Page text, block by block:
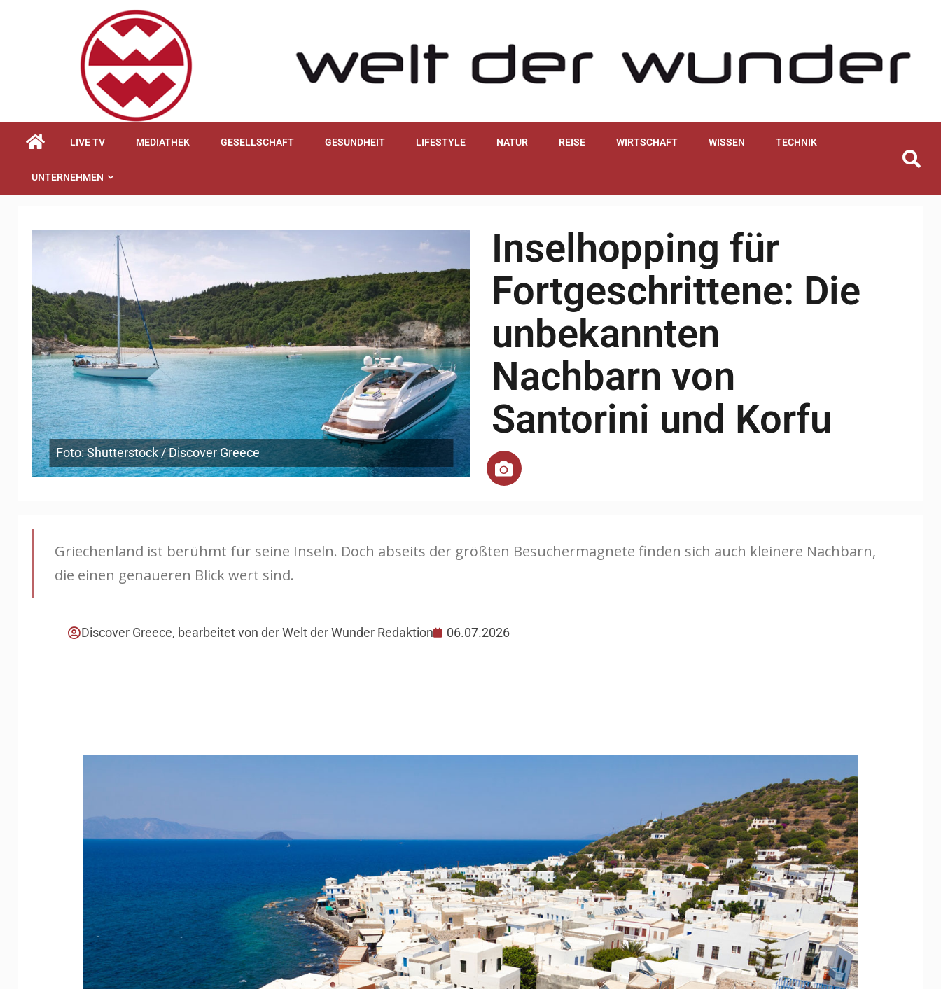
LIVE TV MEDIATHEK GESELLSCHAFT GESUNDHEIT LIFESTYLE NATUR REISE WIRTSCHAFT WISSEN TECHNIK
UNTERNEHMEN
Foto: Shutterstock / Discover Greece
Inselhopping für
Fortgeschrittene: Die
unbekannten
Nachbarn von
Santorini und Korfu
Griechenland ist berühmt für seine Inseln. Doch abseits der größten Besuchermagnete finden sich auch kleinere Nachbarn,
die einen genaueren Blick wert sind.
Discover Greece, bearbeitet von der Welt der Wunder Redaktion 06.07.2026